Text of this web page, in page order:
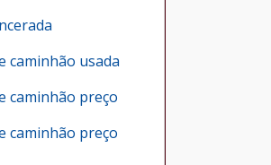
caminhão usada
caminhão preço
caminhão preço